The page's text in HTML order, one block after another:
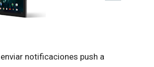
notificaciones push a